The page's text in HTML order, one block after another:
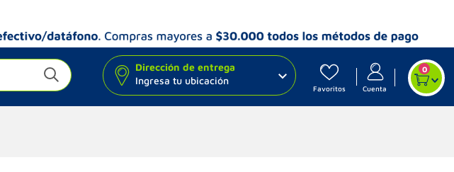
Dirección de entrega
Ingresa tu ubicación
Favoritos Cuenta
0